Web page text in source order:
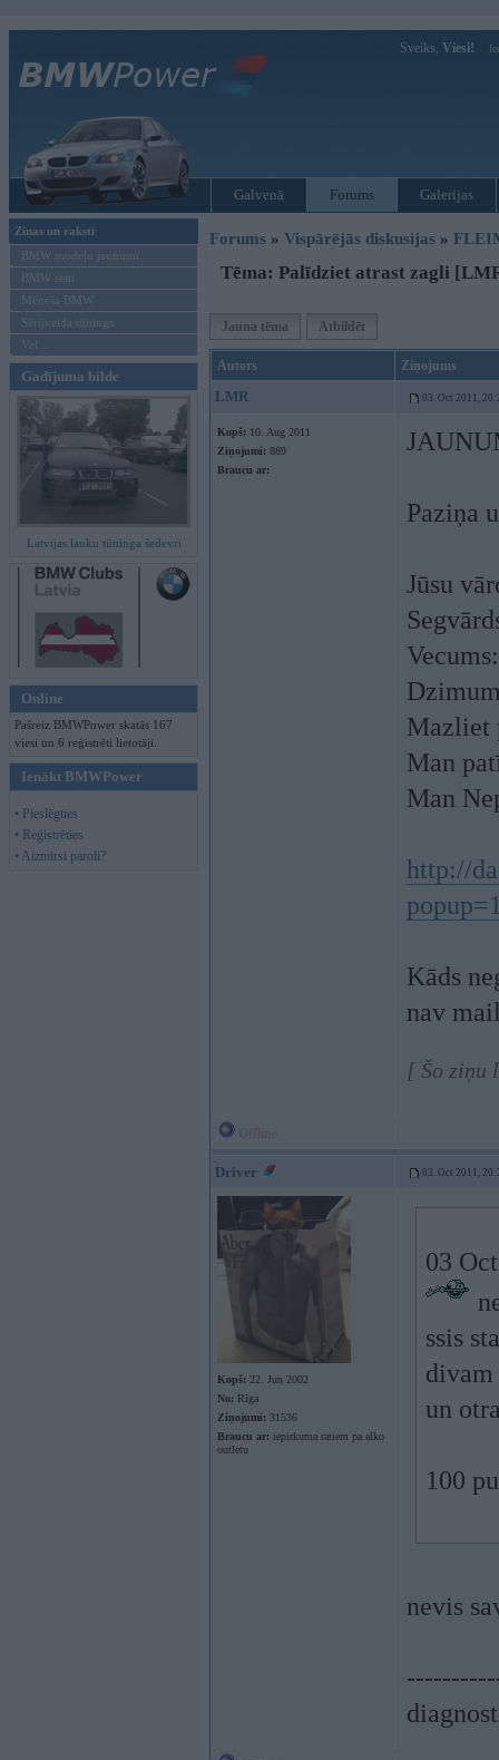
Sveiks, Viesi!
Galvenā Forums Galerijas
Ziņas un raksti
BMW modeļu jaunumi
BMW testi
Mēneša BMW
Sērijveida tūnings
Vel...
Gadījuma bilde
Latvijas lauku tūninga šedevri
Online
Pašreiz BMWPower skatās 167
viesi un 6 reģistrēti lietotāji.
Ienākt BMWPower
• Pieslēgties
• Reģistrēties
• Aizmirsi paroli?
Forums » Vispārējās diskusijas »
Tēma: Palīdziet atrast zagli
Jauna tēma Atbildēt
Autors Ziņojums
LMR 03. Oct 2011,
Kopš: 10. Aug 2011
Ziņojumi: 889
Braucu ar:
Paziņa
Jūsu
Mazliet
Man
Man
http://
Kāds
nav
[ Šo ziņu
Driver 03. Oct 2011,
Kopš: 22. Jun 2002
No: Rīga
Ziņojumi: 31536
Braucu ar: iepirkuma ratiem pa alko
outletu
03
ssis
divam
un
100
nevis